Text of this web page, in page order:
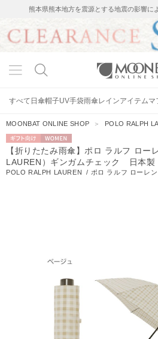
熊本県熊本地方を震源とする地震の影響に
すべて 日傘帽子UV手袋雨傘レインアイテムマ
MOONBAT ONLINE SHOP ＞ POLO RALPH
ギフト向
け
WOMEN
【折りたたみ雨傘】ポロ ラルフ ロー
LAUREN）ギンガムチェック 日本製
POLO RALPH LAUREN / ポロ ラルフ ローレン